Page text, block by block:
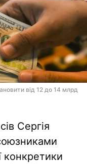
від 12 до 14 млрд
Сергія